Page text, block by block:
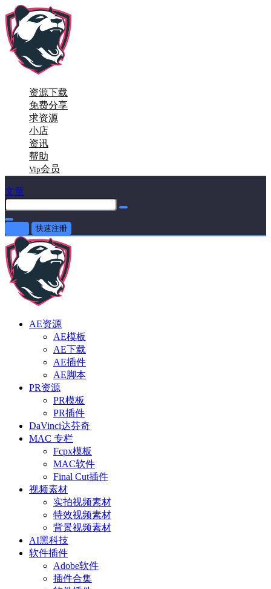
资源下载
免费分享
求资源
小店
资讯
帮助
Vip会员
文章
快速注册
AE资源
AE模板
AE下载
AE插件
AE脚本
PR资源
PR模板
PR插件
DaVinci达芬奇
MAC 专栏
Fcpx模板
MAC软件
Final Cut插件
视频素材
实拍视频素材
特效视频素材
背景视频素材
AI黑科技
软件插件
Adobe软件
插件合集